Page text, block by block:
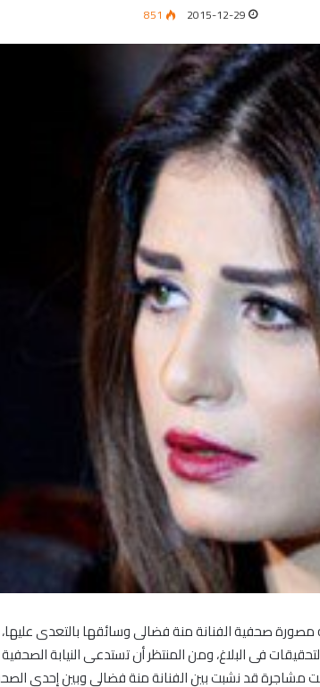
2015-12-29
851
رقم 12381 سنة 2015، والذى اتهمت فيه مصورة صحفية الفنانة منة فضالى
فى البلاغ، ومن المنتظر أن تستدعى النيابة
قد نشبت بين الفنانة منة فضالى وبين إحدى